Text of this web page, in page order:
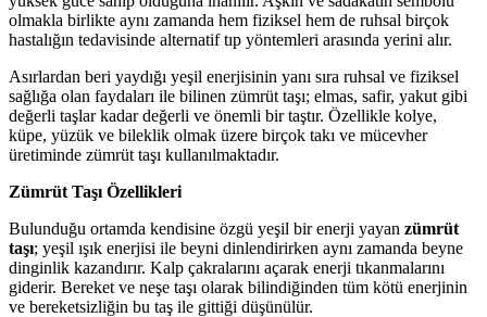
olmakla birlikte aynı zamanda hem fiziksel hem de ruhsal birçok
hastalığın tedavisinde alternatif tıp yöntemleri arasında yerini alır.
Asırlardan beri yaydığı yeşil enerjisinin yanı sıra ruhsal ve fiziksel
sağlığa olan faydaları ile bilinen zümrüt taşı; elmas, safir, yakut gibi
değerli taşlar kadar değerli ve önemli bir taştır. Özellikle kolye,
küpe, yüzük ve bileklik olmak üzere birçok takı ve mücevher
üretiminde zümrüt taşı kullanılmaktadır.
Zümrüt Taşı Özellikleri
Bulunduğu ortamda kendisine özgü yeşil bir enerji yayan zümrüt
taşı; yeşil ışık enerjisi ile beyni dinlendirirken aynı zamanda beyne
dinginlik kazandırır. Kalp çakralarını açarak enerji tıkanmalarını
giderir. Bereket ve neşe taşı olarak bilindiğinden tüm kötü enerjinin
ve bereketsizliğin bu taş ile gittiği düşünülür.